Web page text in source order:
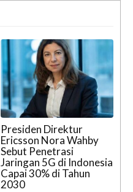
Presiden Direktur
Ericsson Nora Wahby
Sebut Penetrasi
Jaringan 5G di Indonesia
Capai 30% di Tahun
2030